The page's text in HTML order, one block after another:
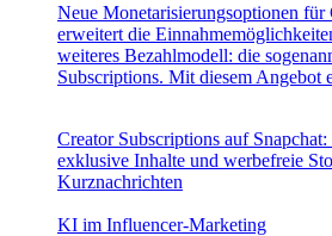
Neue Monetarisierungsoptionen für
erweitert die
weiteres Bezahlmodell: die
Subscriptions. Mit diesem
Creator Subscriptions auf
exklusive Inhalte und werbefreie
Kurznachrichten
KI im Influencer-Marketing